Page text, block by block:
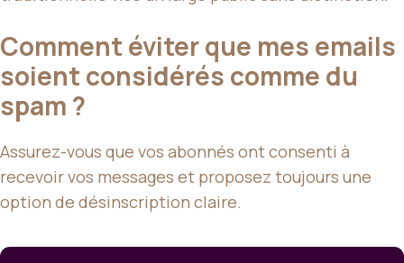
Comment éviter que mes emails
soient considérés comme du
spam ?
Assurez-vous que vos abonnés ont consenti à
recevoir vos messages et proposez toujours une
option de désinscription claire.